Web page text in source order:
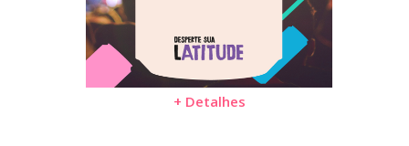
+ Detalhes